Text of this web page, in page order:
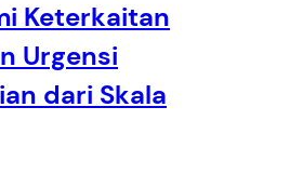
Keterkaitan
Urgensi
dari Skala